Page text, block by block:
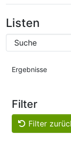
Listen
Ergebnisse
Filter
Filter